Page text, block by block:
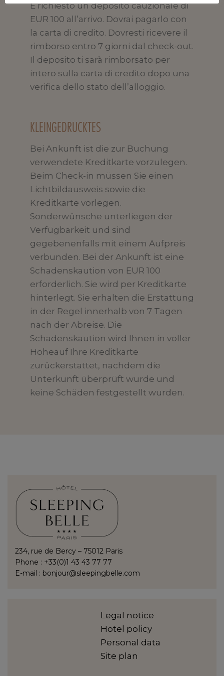
È richiesto un deposito cauzionale di
EUR 100 all’arrivo. Dovrai pagarlo con
la carta di credito. Dovresti ricevere il
rimborso entro 7 giorni dal check-out.
Il deposito ti sarà rimborsato per
intero sulla carta di credito dopo una
verifica dello stato dell’alloggio.
KLEINGEDRUCKTES
Bei Ankunft ist die zur Buchung
verwendete Kreditkarte vorzulegen.
Beim Check-in müssen Sie einen
Lichtbildausweis sowie die
Kreditkarte vorlegen.
Sonderwünsche unterliegen der
Verfügbarkeit und sind
gegebenenfalls mit einem Aufpreis
verbunden. Bei der Ankunft ist eine
Schadenskaution von EUR 100
erforderlich. Sie wird per Kreditkarte
hinterlegt. Sie erhalten die Erstattung
in der Regel innerhalb von 7 Tagen
nach der Abreise. Die
Schadenskaution wird Ihnen in voller
Höheauf Ihre Kreditkarte
zurückerstattet, nachdem die
Unterkunft überprüft wurde und
keine Schäden festgestellt wurden.
234, rue de Bercy – 75012 Paris
Phone : +33(0)1 43 43 77 77
E-mail : bonjour@sleepingbelle.com
Legal notice
Hotel policy
Personal data
Site plan